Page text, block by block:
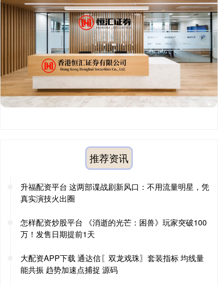
推荐资讯
升福配资平台 这两部谍战剧新风口：不用流量明星，凭
真实演技火出圈
怎样配资炒股平台 《消逝的光芒：困兽》玩家突破100
万！发售日期提前1天
大配资APP下载 通达信〖双龙戏珠〗套装指标 均线量
能共振 趋势加速点捕捉 源码